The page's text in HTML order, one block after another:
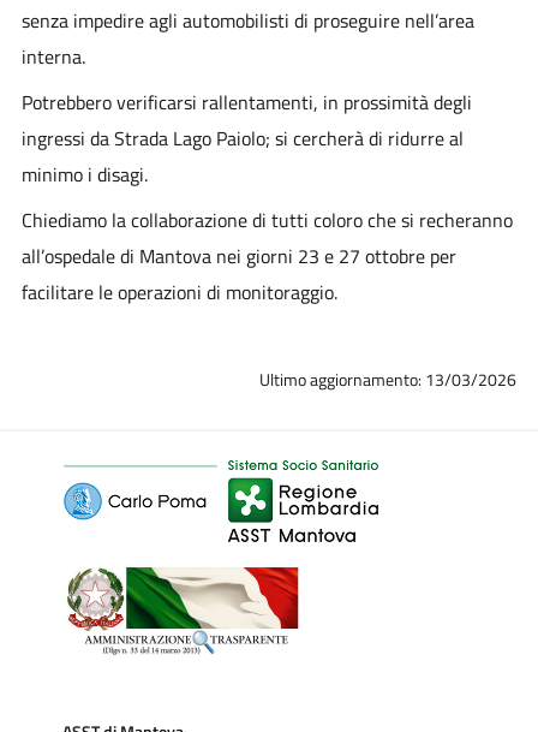
senza impedire agli automobilisti di proseguire nell’area
interna.
Potrebbero verificarsi rallentamenti, in prossimità degli
ingressi da Strada Lago Paiolo; si cercherà di ridurre al
minimo i disagi.
Chiediamo la collaborazione di tutti coloro che si recheranno
all’ospedale di Mantova nei giorni 23 e 27 ottobre per
facilitare le operazioni di monitoraggio.
Ultimo aggiornamento: 13/03/2026